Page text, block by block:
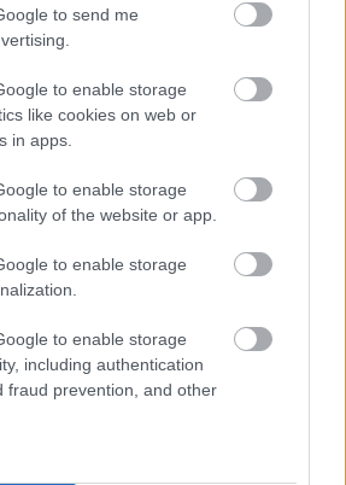
to send me
to enable storage
like cookies on web or
in apps.
to enable storage
of the website or app.
to enable storage
to enable storage
including authentication
fraud prevention, and other
azt a király
16.
mint nap használjuk a bringát,
egy közlekedési eszköznél.
matricáját és a ...